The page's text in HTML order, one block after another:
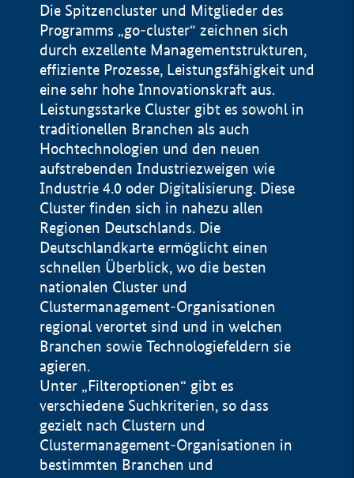
Die Spitzencluster und Mitglieder des
Programms „go-cluster“ zeichnen sich
durch exzellente Managementstrukturen,
effiziente Prozesse, Leistungsfähigkeit und
eine sehr hohe Innovationskraft aus.
Leistungsstarke Cluster gibt es sowohl in
traditionellen Branchen als auch
Hochtechnologien und den neuen
aufstrebenden Industriezweigen wie
Industrie 4.0 oder Digitalisierung. Diese
Cluster finden sich in nahezu allen
Regionen Deutschlands. Die
Deutschlandkarte ermöglicht einen
schnellen Überblick, wo die besten
nationalen Cluster und
Clustermanagement-Organisationen
regional verortet sind und in welchen
Branchen sowie Technologiefeldern sie
agieren.
Unter „Filteroptionen“ gibt es
verschiedene Suchkriterien, so dass
gezielt nach Clustern und
Clustermanagement-Organisationen in
bestimmten Branchen und
Impressum
Datenschutzerklärung
BMWE, 2026 ©
100 km © Geobasis-DE / BKG 2015